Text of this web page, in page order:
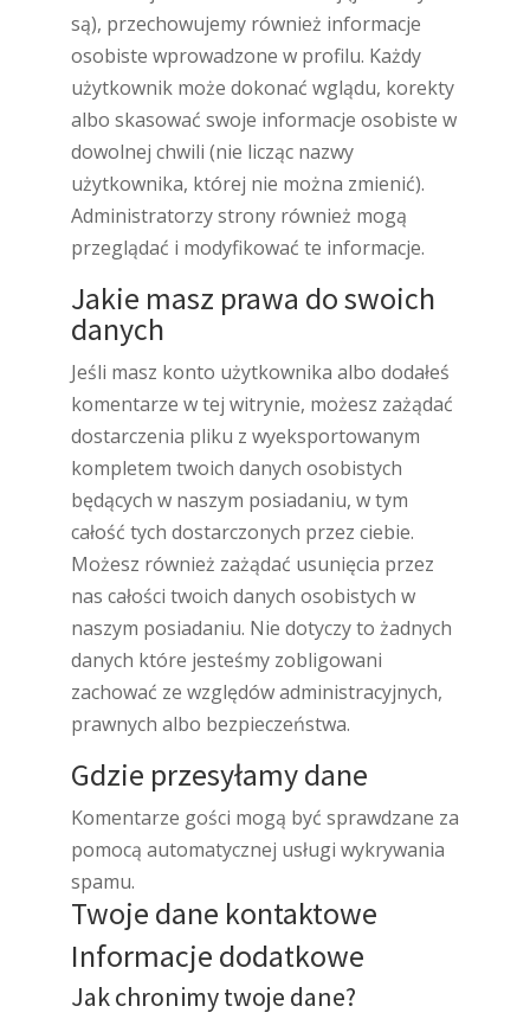
są), przechowujemy również informacje
osobiste wprowadzone w profilu. Każdy
użytkownik może dokonać wglądu, korekty
albo skasować swoje informacje osobiste w
dowolnej chwili (nie licząc nazwy
użytkownika, której nie można zmienić).
Administratorzy strony również mogą
przeglądać i modyfikować te informacje.
Jakie masz prawa do swoich
danych
Jeśli masz konto użytkownika albo dodałeś
komentarze w tej witrynie, możesz zażądać
dostarczenia pliku z wyeksportowanym
kompletem twoich danych osobistych
będących w naszym posiadaniu, w tym
całość tych dostarczonych przez ciebie.
Możesz również zażądać usunięcia przez
nas całości twoich danych osobistych w
naszym posiadaniu. Nie dotyczy to żadnych
danych które jesteśmy zobligowani
zachować ze względów administracyjnych,
prawnych albo bezpieczeństwa.
Gdzie przesyłamy dane
Komentarze gości mogą być sprawdzane za
pomocą automatycznej usługi wykrywania
spamu.
Twoje dane kontaktowe
Informacje dodatkowe
Jak chronimy twoje dane?